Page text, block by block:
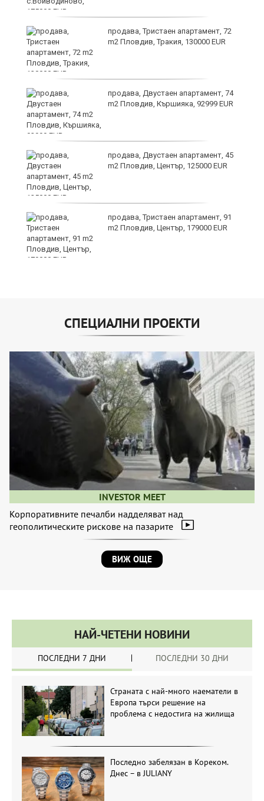
продава, Тристаен апартамент, 72
m2 Пловдив, Тракия, 130000 EUR
продава, Двустаен апартамент, 74
m2 Пловдив, Кършияка, 92999 EUR
продава, Двустаен апартамент, 45
m2 Пловдив, Център, 125000 EUR
продава, Тристаен апартамент, 91
m2 Пловдив, Център, 179000 EUR
СПЕЦИАЛНИ ПРОЕКТИ
INVESTOR MEET
Корпоративните печалби надделяват над
геополитическите рискове на пазарите
ВИЖ ОЩЕ
НАЙ-ЧЕТЕНИ НОВИНИ
ПОСЛЕДНИ 7 ДНИ ПОСЛЕДНИ 30 ДНИ
Страната с най-много наематели в
Европа търси решение на
проблема с недостига на жилища
Последно забелязан в Кореком.
Днес – в JULIANY